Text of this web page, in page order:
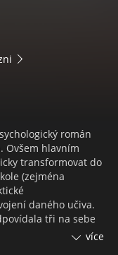
román
Ovšem hlavním
transformovat do
(zejména
daného učiva.
tři na sebe
více